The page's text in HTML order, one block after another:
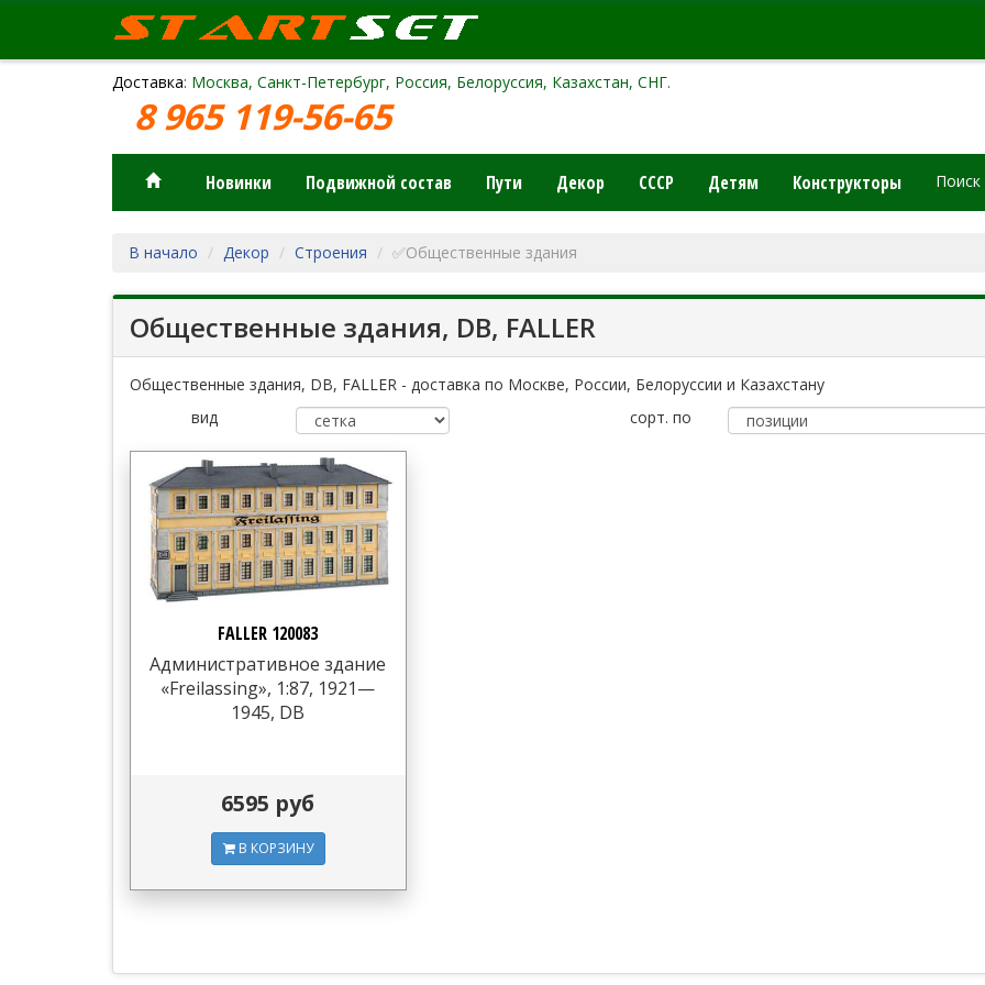
Доставка: Москва, Санкт-Петербург, Россия, Белоруссия, Казахстан, СНГ.
8 965 119-56-65
Новинки Подвижной состав Пути Декор СССР Детям Конструкторы Поиск
В начало Декор Строения ✅Общественные здания
Общественные здания, DB, FALLER
Общественные здания, DB, FALLER - доставка по Москве, России, Белоруссии и Казахстану
вид
сорт. по
FALLER 120083
Административное здание
«Freilassing», 1:87, 1921—
1945, DB
6595 руб
В КОРЗИНУ